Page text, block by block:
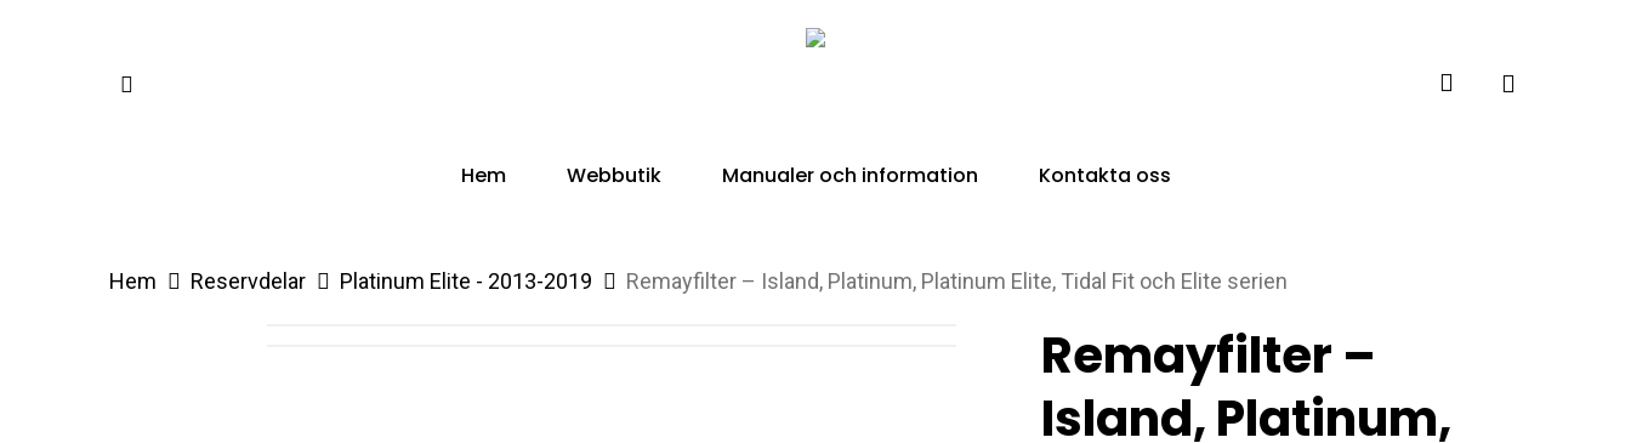
facebook
Hem Webbutik Manualer och information Kontakta oss
Hem Reservdelar Platinum Elite - 2013-2019 Remayfilter – Island, Platinum, Platinum Elite, Tidal Fit och Elite serien
Remayfilter –
Island, Platinum,